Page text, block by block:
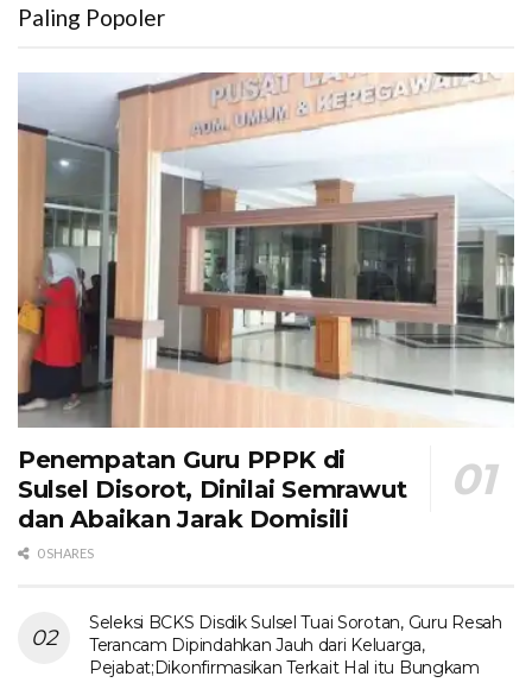
Paling Popoler
Penempatan Guru PPPK di
Sulsel Disorot, Dinilai Semrawut
dan Abaikan Jarak Domisili
0 SHARES
Seleksi BCKS Disdik Sulsel Tuai Sorotan, Guru Resah
Terancam Dipindahkan Jauh dari Keluarga,
Pejabat;Dikonfirmasikan Terkait Hal itu Bungkam